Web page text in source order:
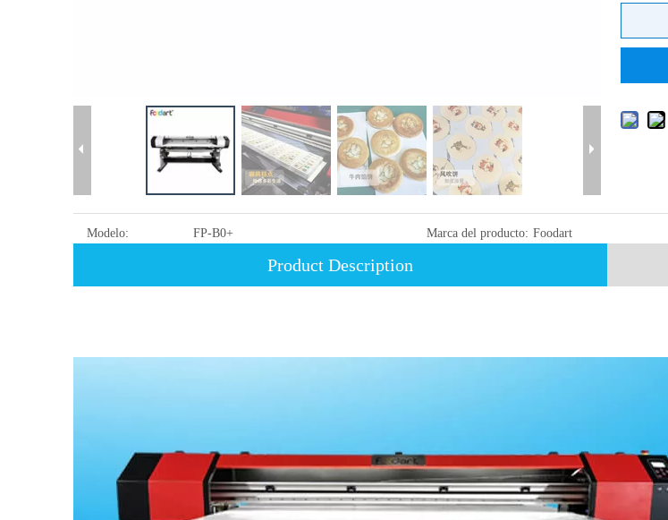
Modelo: FP-B0+ Marca del producto: Foodart
Product Description